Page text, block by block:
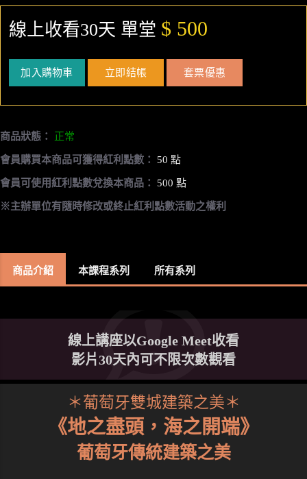
線上收看30天 單堂 $ 500
加入購物車 立即結帳 套票優惠
商品狀態： 正常
會員購買本商品可獲得紅利點數： 50 點
會員可使用紅利點數兌換本商品： 500 點
※主辦單位有隨時修改或終止紅利點數活動之權利
商品介紹 本課程系列 所有系列
線上講座以Google Meet收看
影片30天內可不限次數觀看
＊葡萄牙雙城建築之美＊
《地之盡頭，海之開端》
葡萄牙傳統建築之美